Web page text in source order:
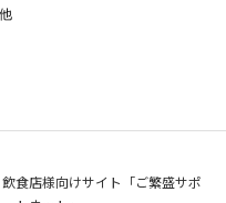
飲食店様向けサイト「ご繁盛サポ